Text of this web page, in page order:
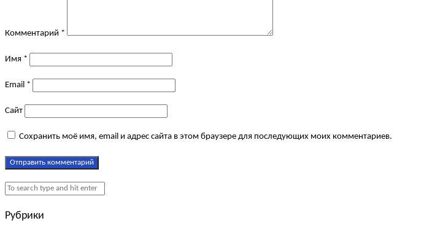
Комментарий *
Имя *
Email *
Сайт
Сохранить моё имя, email и адрес сайта в этом браузере для последующих моих комментариев.
Рубрики